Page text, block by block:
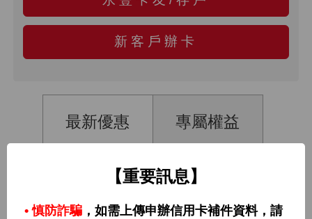
最新優惠 專屬權益
【永豐DAWAY卡 符合DAWAY GO等級
LINE Pay最高10%】
新客戶辦卡
【重要訊息】
• 慎防詐騙 ，如需上傳申辦信用卡補件資料，請